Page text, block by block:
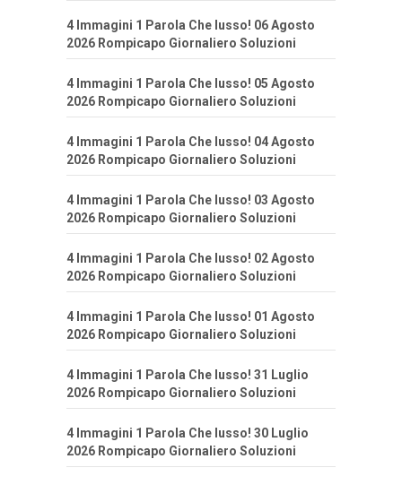
4 Immagini 1 Parola Che lusso! 06 Agosto
2026 Rompicapo Giornaliero Soluzioni
4 Immagini 1 Parola Che lusso! 05 Agosto
2026 Rompicapo Giornaliero Soluzioni
4 Immagini 1 Parola Che lusso! 04 Agosto
2026 Rompicapo Giornaliero Soluzioni
4 Immagini 1 Parola Che lusso! 03 Agosto
2026 Rompicapo Giornaliero Soluzioni
4 Immagini 1 Parola Che lusso! 02 Agosto
2026 Rompicapo Giornaliero Soluzioni
4 Immagini 1 Parola Che lusso! 01 Agosto
2026 Rompicapo Giornaliero Soluzioni
4 Immagini 1 Parola Che lusso! 31 Luglio
2026 Rompicapo Giornaliero Soluzioni
4 Immagini 1 Parola Che lusso! 30 Luglio
2026 Rompicapo Giornaliero Soluzioni